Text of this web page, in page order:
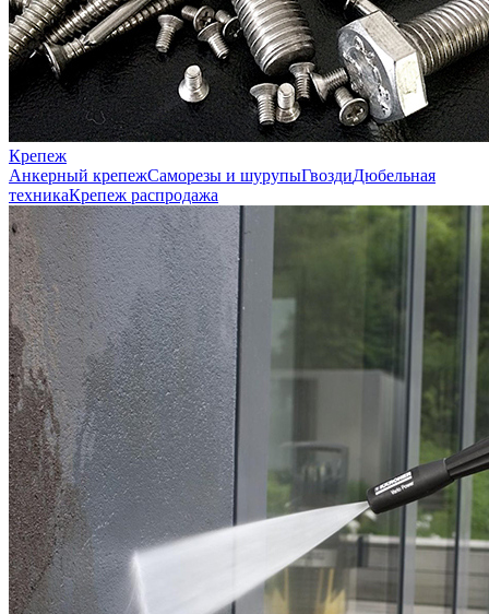
Крепеж
Анкерный крепежСаморезы и шурупыГвоздиДюбельная
техникаКрепеж распродажа